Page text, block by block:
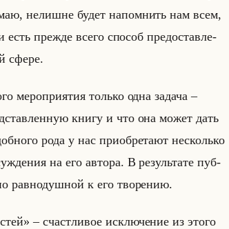
нелишне будет на­пом­нить нам всем,
есть преж­де всего спо­соб предо­став­ле­
сфере.
ме­ро­при­ятия только одна за­да­ча –
книгу и что она может дать
рода у нас при­об­ре­та­ют несколько
на его ав­то­ра. В ре­зульта­те пуб­
рав­но­душ­ной к его тво­ре­нию.
– счаст­ли­вое ис­клю­че­ние из этого